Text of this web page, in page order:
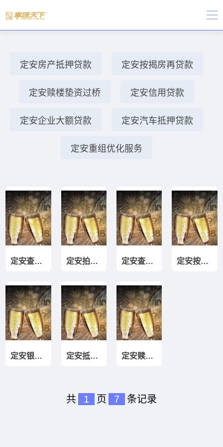
定安房产抵押贷款 定安按揭房再贷款
定安赎楼垫资过桥 定安信用贷款
定安企业大额贷款 定安汽车抵押贷款
定安重组优化服务
定安查封房解封 定安拍卖房贷款 定安查封房垫资 定安按揭转银行贷款
定安银行续贷垫资 定安抵押贷款垫资 定安赎楼垫资过桥
共 1 页 7 条记录